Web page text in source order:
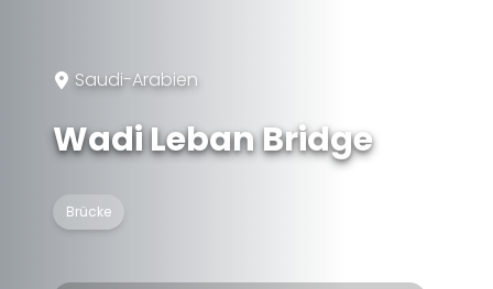
Saudi-Arabien
Wadi Leban Bridge
Brücke